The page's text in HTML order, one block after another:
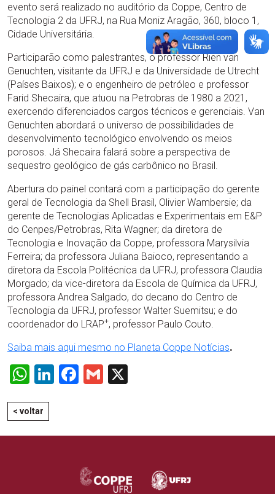
evento será realizado no auditório da Coppe, Centro de
Tecnologia 2 da UFRJ, na Rua Moniz Aragão, 360, bloco 1,
Cidade Universitária.
Participarão como palestrantes, o professor Rien van
Genuchten, visitante da UFRJ e da Universidade de Utrecht
(Países Baixos); e o engenheiro de petróleo e professor
Farid Shecaira, que atuou na Petrobras de 1980 a 2021,
exercendo diferenciados cargos técnicos e gerenciais. Van
Genuchten abordará o universo de possibilidades de
desenvolvimento tecnológico envolvendo os meios
porosos. Já Shecaira falará sobre a perspectiva de
sequestro geológico de gás carbônico no Brasil.
Abertura do painel contará com a participação do gerente
geral de Tecnologia da Shell Brasil, Olivier Wambersie; da
gerente de Tecnologias Aplicadas e Experimentais em E&P
do Cenpes/Petrobras, Rita Wagner; da diretora de
Tecnologia e Inovação da Coppe, professora Marysilvia
Ferreira; da professora Juliana Baioco, representando a
diretora da Escola Politécnica da UFRJ, professora Claudia
Morgado; da vice-diretora da Escola de Química da UFRJ,
professora Andrea Salgado, do decano do Centro de
Tecnologia da UFRJ, professor Walter Suemitsu; e do
coordenador do LRAP+, professor Paulo Couto.
Saiba mais aqui mesmo no Planeta Coppe Notícias.
WhatsApp
LinkedIn
Facebook
Gmail
< voltar